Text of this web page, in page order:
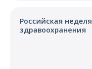
Российская неделя
здравоохранения